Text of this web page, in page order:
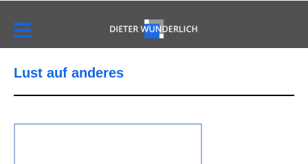
Lust auf anderes